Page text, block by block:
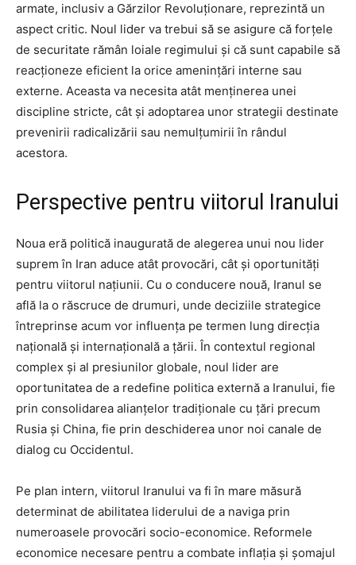
armate, inclusiv a Gărzilor Revoluționare, reprezintă un
aspect critic. Noul lider va trebui să se asigure că forțele
de securitate rămân loiale regimului și că sunt capabile să
reacționeze eficient la orice amenințări interne sau
externe. Aceasta va necesita atât menținerea unei
discipline stricte, cât și adoptarea unor strategii destinate
prevenirii radicalizării sau nemulțumirii în rândul
acestora.
Perspective pentru viitorul Iranului
Noua eră politică inaugurată de alegerea unui nou lider
suprem în Iran aduce atât provocări, cât și oportunități
pentru viitorul națiunii. Cu o conducere nouă, Iranul se
află la o răscruce de drumuri, unde deciziile strategice
întreprinse acum vor influența pe termen lung direcția
națională și internațională a țării. În contextul regional
complex și al presiunilor globale, noul lider are
oportunitatea de a redefine politica externă a Iranului, fie
prin consolidarea alianțelor tradiționale cu țări precum
Rusia și China, fie prin deschiderea unor noi canale de
dialog cu Occidentul.
Pe plan intern, viitorul Iranului va fi în mare măsură
determinat de abilitatea liderului de a naviga prin
numeroasele provocări socio-economice. Reformele
economice necesare pentru a combate inflația și șomajul